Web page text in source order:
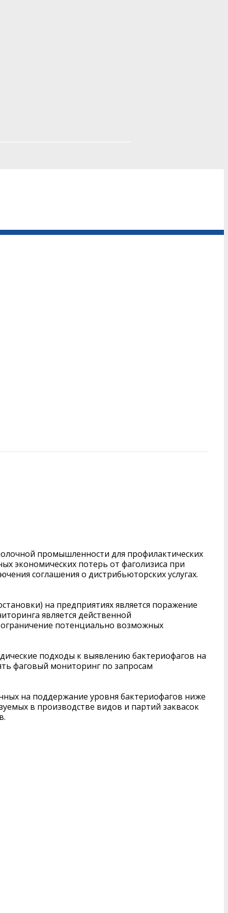
промышленности для профилактических
экономических потерь от фаголизиса при
соглашения о дистрибьюторских услугах.
на предприятиях является поражение
является действенной
потенциально возможных
подходы к выявлению бактериофагов на
фаговый мониторинг по запросам
на поддержание уровня бактериофагов ниже
в производстве видов и партий заквасок